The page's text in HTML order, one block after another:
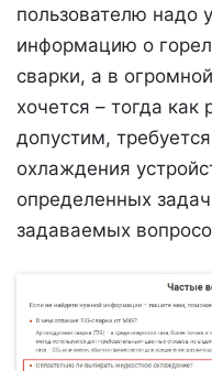
пользователю надо
информацию о
сварки, а в
хочется – тогда как
допустим,
охлаждения
определенных
задаваемых